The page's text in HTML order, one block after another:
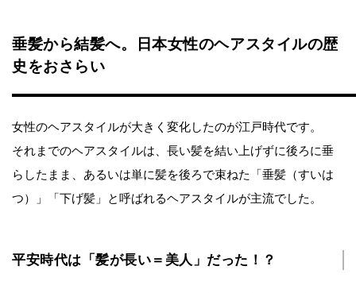
垂髪から結髪へ。日本女性のヘアスタイルの歴
史をおさらい
女性のヘアスタイルが大きく変化したのが江戸時代です。
それまでのヘアスタイルは、長い髪を結い上げずに後ろに垂
らしたまま、あるいは単に髪を後ろで束ねた「垂髪（すいは
つ）」「下げ髪」と呼ばれるヘアスタイルが主流でした。
平安時代は「髪が長い＝美人」だった！？